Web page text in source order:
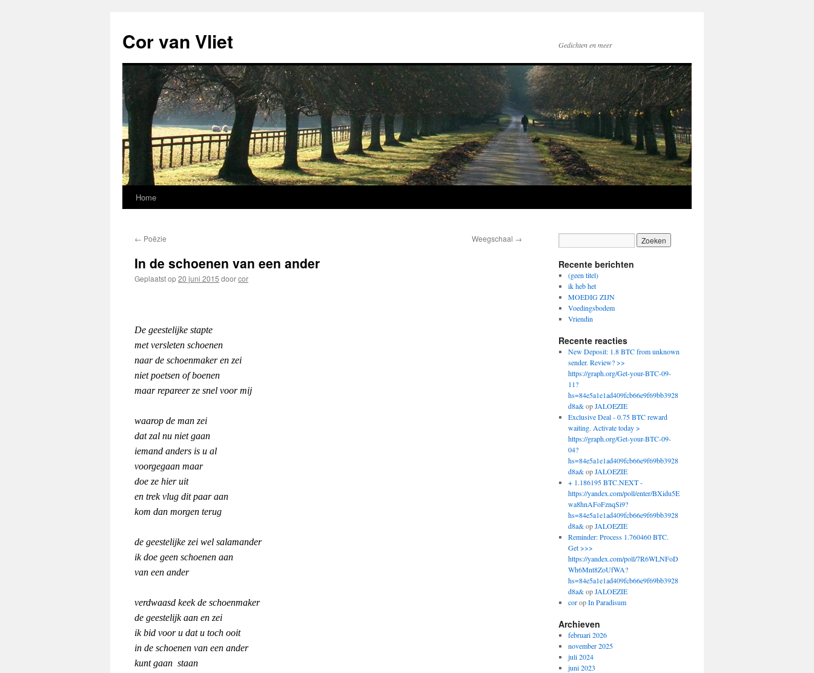
de
inhoud
Cor van Vliet Gedichten en meer
Home
← Poëzie Weegschaal →
In de schoenen van een ander
Geplaatst op20 juni 2015 doorcor
De geestelijke stapte
met versleten schoenen
naar de schoenmaker en zei
niet poetsen of boenen
maar repareer ze snel voor mij
waarop de man zei
dat zal nu niet gaan
iemand anders is u al
voorgegaan maar
doe ze hier uit
en trek vlug dit paar aan
kom dan morgen terug
de geestelijke zei wel salamander
ik doe geen schoenen aan
van een ander
verdwaasd keek de schoenmaker
de geestelijk aan en zei
ik bid voor u dat u toch ooit
in de schoenen van een ander
kunt gaan staan
Recente berichten
(geen titel)
ik heb het
MOEDIG ZIJN
Voedingsbodem
Vriendin
Recente reacties
New Deposit: 1.8 BTC from unknown
sender. Review? >>
https://graph.org/Get-your-BTC-09-
11?
hs=84e5a1e1ad409fcb66e9f69bb3928
d8a&opJALOEZIE
Exclusive Deal - 0.75 BTC reward
waiting. Activate today >
https://graph.org/Get-your-BTC-09-
04?
hs=84e5a1e1ad409fcb66e9f69bb3928
d8a&opJALOEZIE
+ 1.186195 BTC.NEXT -
https://yandex.com/poll/enter/BXidu5E
wa8hnAFoFznqSi9?
hs=84e5a1e1ad409fcb66e9f69bb3928
d8a&opJALOEZIE
Reminder: Process 1.760460 BTC.
Get >>>
https://yandex.com/poll/7R6WLNFoD
Wh6Mnt8ZoUfWA?
hs=84e5a1e1ad409fcb66e9f69bb3928
d8a&opJALOEZIE
coropIn Paradisum
Archieven
februari 2026
november 2025
juli 2024
juni 2023